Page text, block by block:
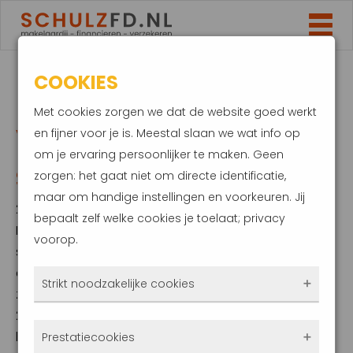
HELM WORDT
VERPLICHT VOOR
SNORFIETSERS
27 oktober 2022
Het niet hoeven dragen van een helm op de
snorfiets is wel zo makkelijk. Je kunt even snel
een boodschap doen, zonder dat je die
zware helm mee hoeft te sjouwen. Vanaf
2023 komt hier verandering in met een
helmplicht. Dit is vooral om jouw veiligheid te
COOKIES
Met cookies zorgen we dat de website goed werkt
en fijner voor je is. Meestal slaan we wat info op
om je ervaring persoonlijker te maken. Geen
zorgen: het gaat niet om directe identificatie,
maar om handige instellingen en voorkeuren. Jij
bepaalt zelf welke cookies je toelaat; privacy
voorop.
Strikt noodzakelijke cookies
Prestatiecookies